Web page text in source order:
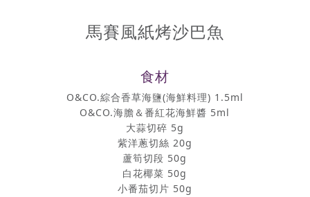
馬賽風紙烤沙巴魚
食材
O&CO.綜合香草海鹽(海鮮料理) 1.5ml
O&CO.海膽＆番紅花海鮮醬 5ml
大蒜切碎 5g
紫洋蔥切絲 20g
蘆筍切段 50g
白花椰菜 50g
小番茄切片 50g